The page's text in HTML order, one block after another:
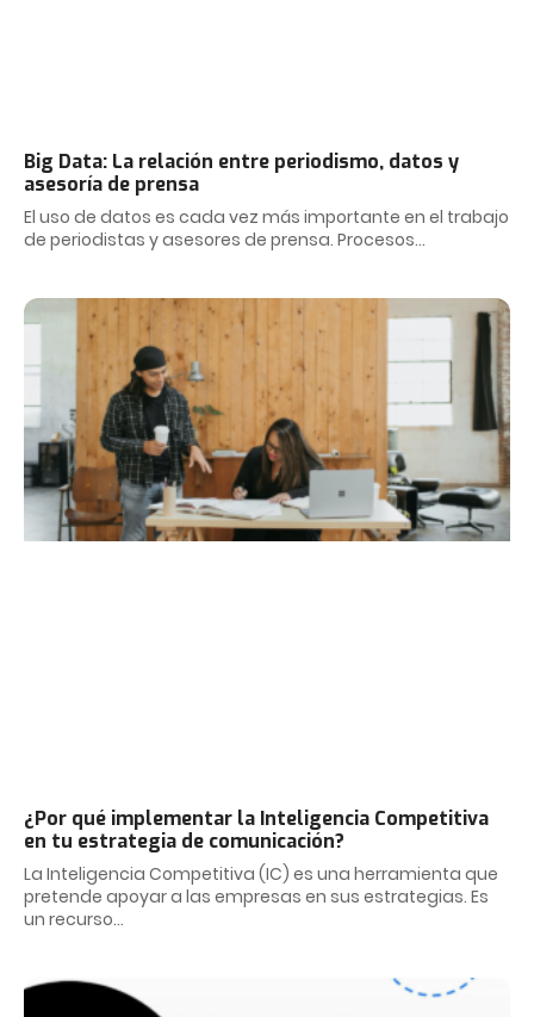
Big Data: La relación entre periodismo, datos y
asesoría de prensa
El uso de datos es cada vez más importante en el trabajo
de periodistas y asesores de prensa. Procesos
¿Por qué implementar la Inteligencia Competitiva
en tu estrategia de comunicación?
La Inteligencia Competitiva (IC) es una herramienta que
pretende apoyar a las empresas en sus estrategias. Es
un recurso